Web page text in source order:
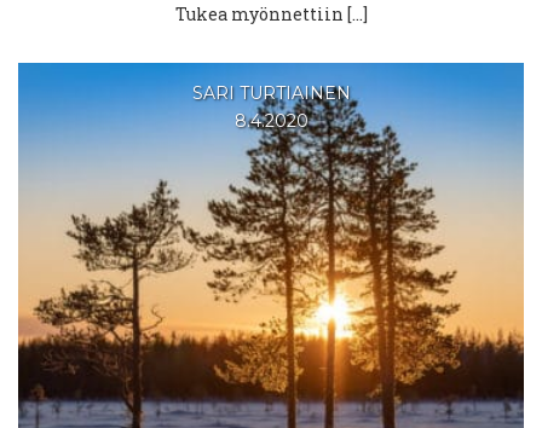
Tukea myönnettiin […]
SARI TURTIAINEN
8.4.2020